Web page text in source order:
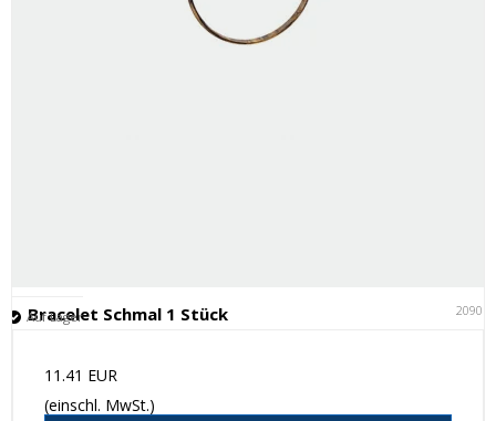
Bracelet Schmal 1 Stück 20901
Auf Lager
11.41 EUR
(einschl. MwSt.)